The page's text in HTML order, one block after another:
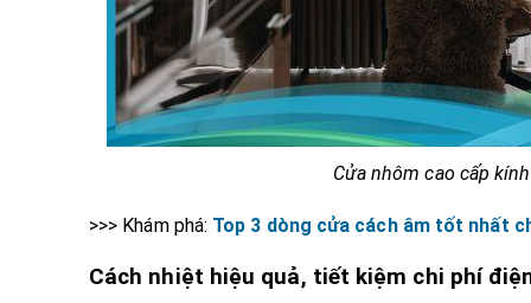
Cửa nhôm cao cấp
>>> Khám phá: Top 3 dòng cửa cách âm tốt nhất
Cách nhiệt hiệu quả, tiết kiệm chi phí